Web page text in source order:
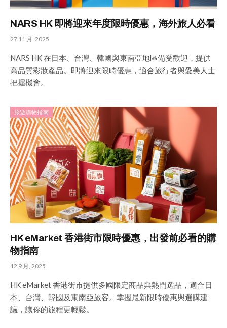
NARS HK 即將迎來年度限時優惠，海外旅人必看
27 11 月, 2025
NARS HK 在日本、台灣、韓國與東南亞地區備受歡迎，提供
高品質彩妝產品。即將迎來限時優惠，適合旅行者與愛美人士
把握機會。
旅遊購物指南
HK eMarket 香港街市限時優惠，出發前必看的購
物指南
12 9 月, 2025
HK eMarket 香港街市提供多國限定商品與熱門選品，適合日
本、台灣、韓國及東南亞旅客。掌握最新限時優惠與選購建
議，讓你的旅程更輕鬆。